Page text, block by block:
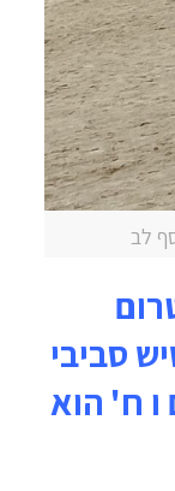
לב
סביבי
ו ח' הוא